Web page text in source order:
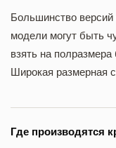
Большинство
модели могут быть
взять на
Широкая размерная
Где производятся